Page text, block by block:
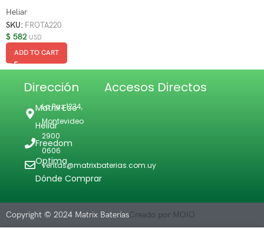
Heliar
SKU: FROTA220
$ 582 USD
ADD TO CART
Dirección
La Paz 1234,
Montevideo
2900
0606
ventas@matrixbaterias.com.uy
Accesos Directos
Matrix Eco
Heliar
Freedom
Optima
Dónde Comprar
Copyright © 2024 Matrix BateríasCreado por MOIO